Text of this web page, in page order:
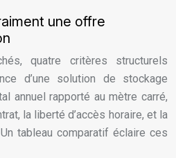
une offre
quatre critères structurels
d’une solution de stockage
annuel rapporté au mètre carré,
la liberté d’accès horaire, et la
tableau comparatif éclaire ces